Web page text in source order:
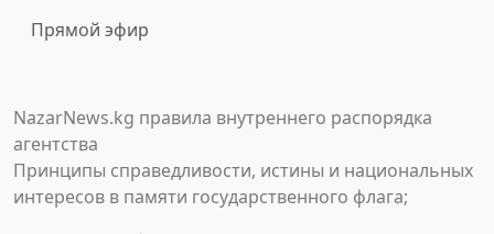
Прямой эфир
NazarNews.kg правила внутреннего распорядка
агентства
Принципы справедливости, истины и национальных
интересов в памяти государственного флага;